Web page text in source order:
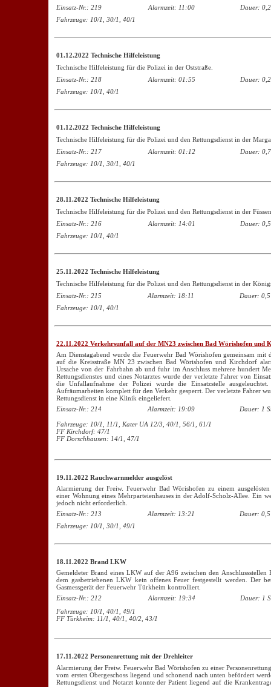
Einsatz-Nr.: 219
Alarmzeit: 11:00
Dauer:
Fahrzeuge: 10/1, 30/1, 40/1
01.12.2022 Technische Hilfeleistung
Technische Hilfeleistung für die Polizei in der Oststraße.
Einsatz-Nr.: 218
Alarmzeit: 01:55
Dauer:
Fahrzeuge: 10/1, 40/1
01.12.2022 Technische Hilfeleistung
Technische Hilfeleistung für die Polizei und den Rettungsdienst in der
Einsatz-Nr.: 217
Alarmzeit: 01:12
Dauer:
Fahrzeuge: 10/1, 30/1, 40/1
28.11.2022 Technische Hilfeleistung
Technische Hilfeleistung für die Polizei und den Rettungsdienst in der
Einsatz-Nr.: 216
Alarmzeit: 14:01
Dauer:
Fahrzeuge: 10/1, 40/1
25.11.2022 Technische Hilfeleistung
Technische Hilfeleistung für die Polizei und den Rettungsdienst in der
Einsatz-Nr.: 215
Alarmzeit: 18:11
Dauer:
Fahrzeuge: 10/1, 40/1
22.11.2022 Verkehrsunfall auf der MN23 zwischen Bad Wörishofen und
Am Dienstagabend wurde die Feuerwehr Bad Wörishofen gemeinsam
auf die Kreisstraße MN 23 zwischen Bad Wörishofen und Kirchdorf
Ursache von der Fahrbahn ab und fuhr im Anschluss mehrere hundert
Rettungsdienstes und eines Notarztes wurde der verletzte Fahrer von
die Unfallaufnahme der Polizei wurde die Einsatzstelle
Aufräumarbeiten komplett für den Verkehr gesperrt. Der verletzte Fahrer
Rettungsdienst in eine Klinik eingeliefert.
Einsatz-Nr.: 214
Alarmzeit: 19:09 Dauer: 1
Fahrzeuge: 10/1, 11/1, Kater UA 12/3, 40/1, 56/1, 61/1
FF Kirchdorf: 47/1
FF Dorschhausen: 14/1, 47/1
19.11.2022 Rauchwarnmelder ausgelöst
Alarmierung der Freiw. Feuerwehr Bad Wörishofen zu einem
einer Wohnung eines Mehrparteienhauses in der Adolf-Scholz-Allee. Ein
jedoch nicht erforderlich.
Einsatz-Nr.: 213
Alarmzeit: 13:21
Dauer:
Fahrzeuge: 10/1, 30/1, 49/1
18.11.2022 Brand LKW
Gemeldeter Brand eines LKW auf der A96 zwischen den
dem gasbetriebenen LKW kein offenes Feuer festgestellt werden. Der
Gasmessgerät der Feuerwehr Türkheim kontrolliert.
Einsatz-Nr.: 212
Alarmzeit: 19:34
Dauer: 1
Fahrzeuge: 10/1, 40/1, 49/1
FF Türkheim: 11/1, 40/1, 40/2, 43/1
17.11.2022 Personenrettung mit der Drehleiter
Alarmierung der Freiw. Feuerwehr Bad Wörishofen zu einer
vom ersten Obergeschoss liegend und schonend nach unten befördert
Rettungsdienst und Notarzt konnte der Patient liegend auf die